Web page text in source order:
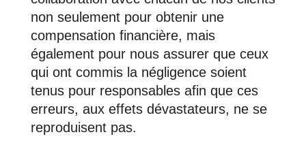
non seulement pour obtenir une
compensation financière, mais
également pour nous assurer que ceux
qui ont commis la négligence soient
tenus pour responsables afin que ces
erreurs, aux effets dévastateurs, ne se
reproduisent pas.